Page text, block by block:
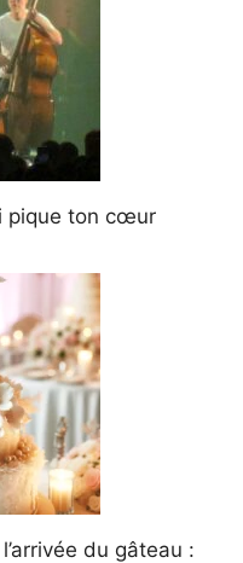
pique ton cœur
du gâteau :